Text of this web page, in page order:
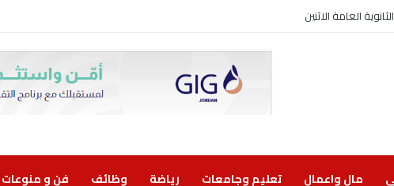
العامة الاثنين
مال واعمال تعليم وجامعات رياضة وظائف فن و منوعات